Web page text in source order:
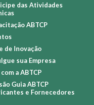
das Atividades
ABTCP
de Inovação
sua Empresa
a ABTCP
Guia ABTCP
e Fornecedores